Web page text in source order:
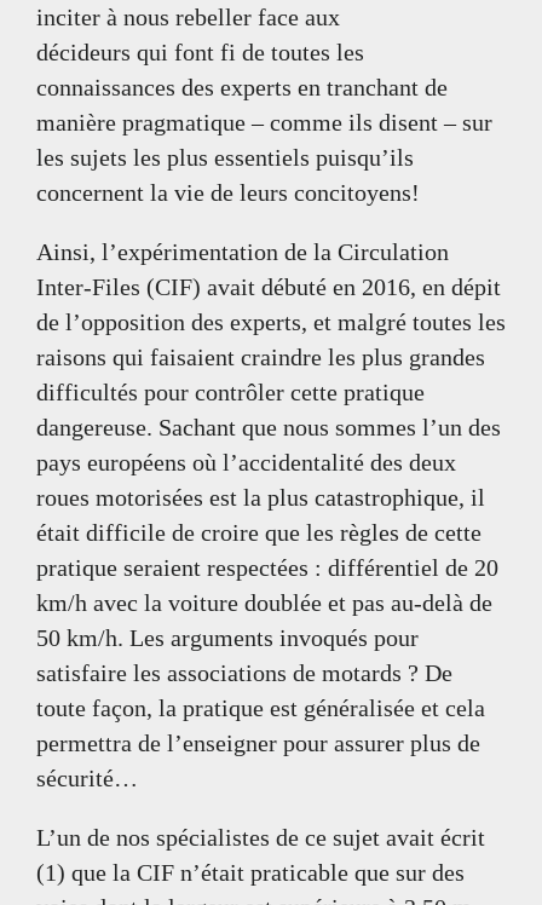
inciter à nous rebeller face aux
décideurs qui font fi de toutes les
connaissances des experts en tranchant de
manière pragmatique – comme ils disent – sur
les sujets les plus essentiels puisqu’ils
concernent la vie de leurs concitoyens!
Ainsi, l’expérimentation de la Circulation
Inter-Files (CIF) avait débuté en 2016, en dépit
de l’opposition des experts, et malgré toutes les
raisons qui faisaient craindre les plus grandes
difficultés pour contrôler cette pratique
dangereuse. Sachant que nous sommes l’un des
pays européens où l’accidentalité des deux
roues motorisées est la plus catastrophique, il
était difficile de croire que les règles de cette
pratique seraient respectées : différentiel de 20
km/h avec la voiture doublée et pas au-delà de
50 km/h. Les arguments invoqués pour
satisfaire les associations de motards ? De
toute façon, la pratique est généralisée et cela
permettra de l’enseigner pour assurer plus de
sécurité…
L’un de nos spécialistes de ce sujet avait écrit
(1) que la CIF n’était praticable que sur des